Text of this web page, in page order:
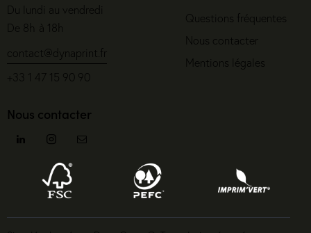
Du lundi au vendredi
De 8h à 18h
contact@dynaprint.fr
+33 1 47 15 90 90
Questions fréquentes
Nous contacter
Mentions légales
Nous contacter